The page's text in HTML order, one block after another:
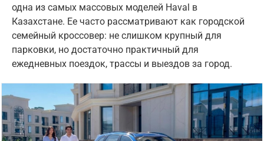
одна из самых массовых моделей Haval в
Казахстане. Ее часто рассматривают как городской
семейный кроссовер: не слишком крупный для
парковки, но достаточно практичный для
ежедневных поездок, трассы и выездов за город.